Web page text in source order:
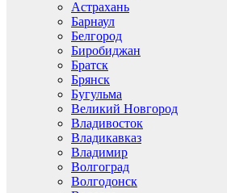
Астрахань
Барнаул
Белгород
Биробиджан
Братск
Брянск
Бугульма
Великий Новгород
Владивосток
Владикавказ
Владимир
Волгоград
Волгодонск